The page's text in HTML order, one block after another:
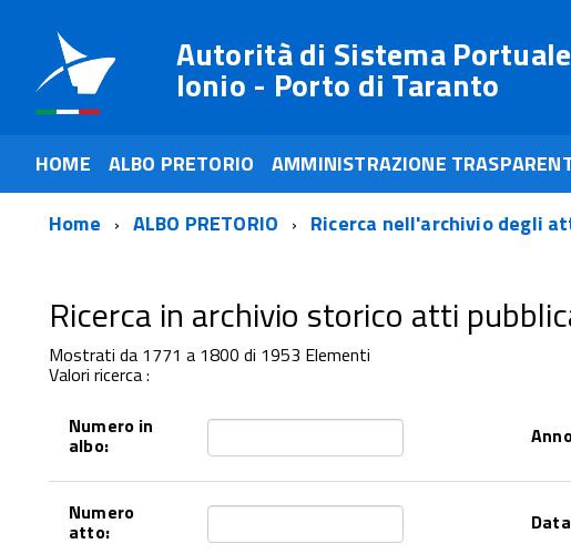
Autorità di Sistema
Ionio - Porto di Taranto
HOME ALBO PRETORIO AMMINISTRAZIONE
Home
ALBO PRETORIO Ricerca nell'archivio degli
Ricerca in archivio storico atti
Mostrati da 1771 a 1800 di 1953 Elementi
Valori ricerca :
Numero in
albo:
Numero
atto: